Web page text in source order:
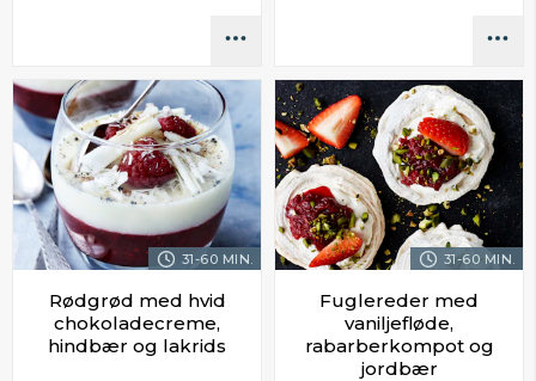
31-60 MIN.
Rødgrød med hvid
chokoladecreme,
hindbær og lakrids
31-60 MIN.
Fuglereder med
vaniljefløde,
rabarberkompot og
jordbær